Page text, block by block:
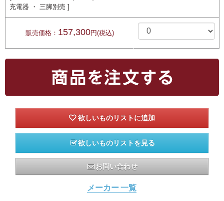
充電器 ・ 三脚別売 ]
販売価格： 157,300円(税込)
欲しいものリストを見る
お問い合わせ
メーカー 一覧